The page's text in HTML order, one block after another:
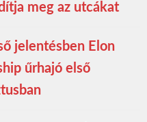
meg az utcákat
jelentésben Elon
űrhajó első